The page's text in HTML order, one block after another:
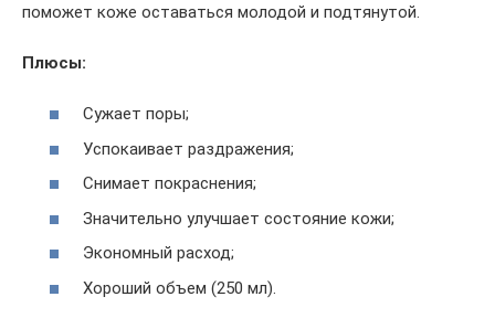
поможет коже оставаться молодой и подтянутой.
Плюсы:
Сужает поры;
Успокаивает раздражения;
Снимает покраснения;
Значительно улучшает состояние кожи;
Экономный расход;
Хороший объем (250 мл).